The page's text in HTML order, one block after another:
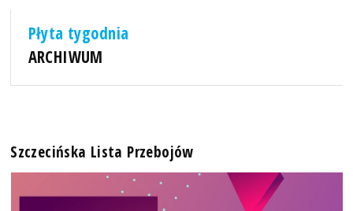
Płyta tygodnia
ARCHIWUM
Szczecińska Lista Przebojów